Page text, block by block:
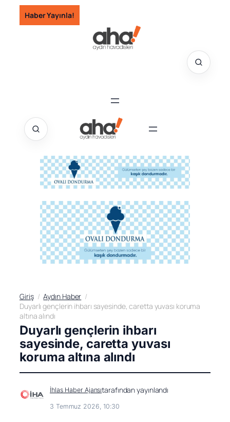
İçeriğe
geç
Haber Yayınla!
Giriş
Aydın Haber
Duyarlı gençlerin ihbarı sayesinde, caretta yuvası koruma
altına alındı
Duyarlı gençlerin ihbarı
sayesinde, caretta yuvası
koruma altına alındı
İhlas Haber Ajansıtarafından yayınlandı
3 Temmuz 2026, 10:30